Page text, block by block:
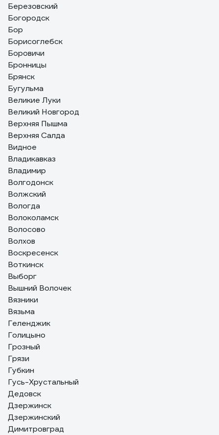
Березовский
Богородск
Бор
Борисоглебск
Боровичи
Бронницы
Брянск
Бугульма
Великие Луки
Великий Новгород
Верхняя Пышма
Верхняя Салда
Видное
Владикавказ
Владимир
Волгодонск
Волжский
Вологда
Волоколамск
Волосово
Волхов
Воскресенск
Воткинск
Выборг
Вышний Волочек
Вязники
Вязьма
Геленджик
Голицыно
Грозный
Грязи
Губкин
Гусь-Хрустальный
Дедовск
Дзержинск
Дзержинский
Димитровград